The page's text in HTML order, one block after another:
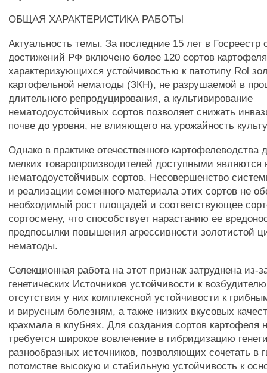
ОБЩАЯ ХАРАКТЕРИСТИКА РАБОТЫ
Актуальность темы. За последние 15 лет в Госреестр
достижений РФ включено более 120 сортов
характеризующихся устойчивостью к патотипу Rol
картофельной нематоды (ЗКН), не разрушаемой в
длительного репродуцирования, а культивирование
нематодоустойчивых сортов позволяет снижать
почве до уровня, не влияющего на урожайность
Однако в практике отечественного картофелеводства
мелких товаропроизводителей доступными являются
нематодоустойчивых сортов. Несовершенство
и реализации семенного материала этих сортов не
необходимый рост площадей и соответствующее
сортосмену, что способствует нарастанию ее
предпосылки повышения агрессивности золотистой
нематоды.
Селекционная работа на этот признак затруднена из-
генетических Источников устойчивости к
отсутствия у них комплексной устойчивости к
и вирусным болезням, а также низких вкусовых
крахмала в клубнях. Для создания сортов картофеля
требуется широкое вовлечение в гибридизацию
разнообразных источников, позволяющих сочетать в
потомстве высокую и стабильную устойчивость к